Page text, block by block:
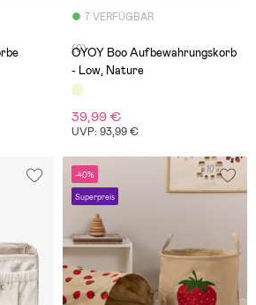
7 VERFÜGBAR
(0)
OYOY Boo Aufbewahrungskorb
- Low, Nature
39,99 €
UVP: 93,99 €
-40%
Superpreis